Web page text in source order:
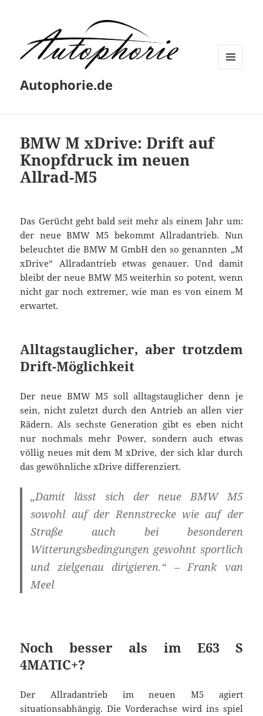
Autophorie.de
BMW M xDrive: Drift auf
Knopfdruck im neuen
Allrad-M5
Das Gerücht geht bald seit mehr als einem Jahr um:
der neue BMW M5 bekommt Allradantrieb. Nun
beleuchtet die BMW M GmbH den so genannten „M
xDrive“ Allradantrieb etwas genauer. Und damit
bleibt der neue BMW M5 weiterhin so potent, wenn
nicht gar noch extremer, wie man es von einem M
erwartet.
Alltagstauglicher, aber trotzdem
Drift-Möglichkeit
Der neue BMW M5 soll alltagstauglicher denn je
sein, nicht zuletzt durch den Antrieb an allen vier
Rädern. Als sechste Generation gibt es eben nicht
nur nochmals mehr Power, sondern auch etwas
völlig neues mit dem M xDrive, der sich klar durch
das gewöhnliche xDrive differenziert.
„Damit lässt sich der neue BMW M5
sowohl auf der Rennstrecke wie auf der
Straße auch bei besonderen
Witterungsbedingungen gewohnt sportlich
und zielgenau dirigieren.“ – Frank van
Meel
Noch besser als im E63 S
4MATIC+?
Der Allradantrieb im neuen M5 agiert
situationsabhängig. Die Vorderachse wird ins spiel